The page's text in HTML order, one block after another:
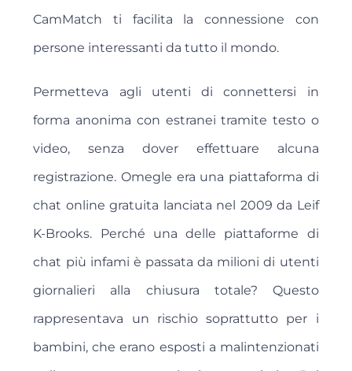
CamMatch ti facilita la connessione con
persone interessanti da tutto il mondo.
Permetteva agli utenti di connettersi in
forma anonima con estranei tramite testo o
video, senza dover effettuare alcuna
registrazione. Omegle era una piattaforma di
chat online gratuita lanciata nel 2009 da Leif
K-Brooks. Perché una delle piattaforme di
chat più infami è passata da milioni di utenti
giornalieri alla chiusura totale? Questo
rappresentava un rischio soprattutto per i
bambini, che erano esposti a malintenzionati